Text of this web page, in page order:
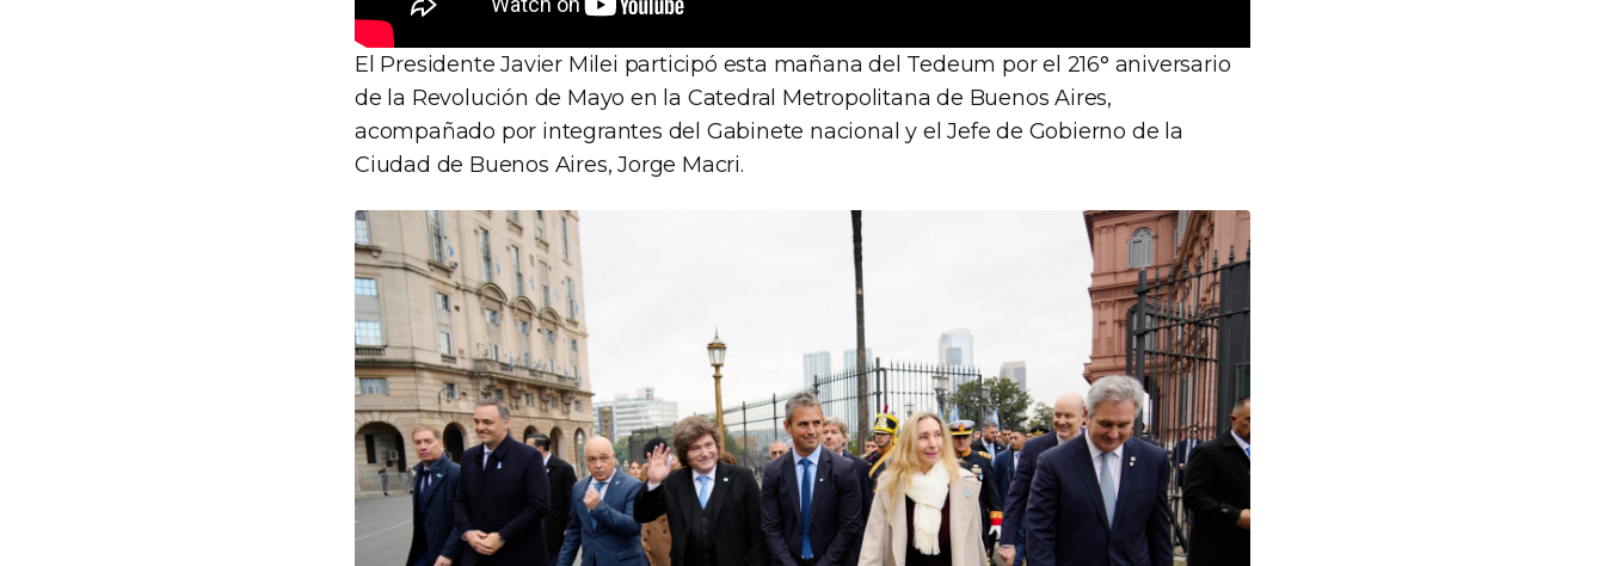
El Presidente Javier Milei participó esta mañana del Tedeum por el 216° aniversario
de la Revolución de Mayo en la Catedral Metropolitana de Buenos Aires,
acompañado por integrantes del Gabinete nacional y el Jefe de Gobierno de la
Ciudad de Buenos Aires, Jorge Macri.